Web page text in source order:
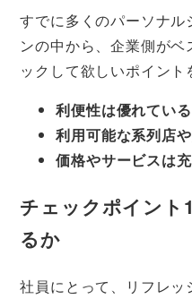
すでに多くのパーソナ
ンの中から、企業側が
ックして欲しいポイント
利便性は優れてい
利用可能な系列店
価格やサービスは
チェックポイント
るか
社員にとって、リフレ